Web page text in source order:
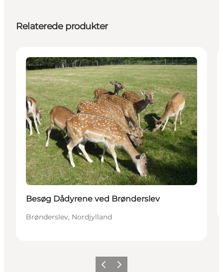
Relaterede produkter
Attraktioner
Besøg Dådyrene ved Brønderslev
Brønderslev, Nordjylland
ForrigeNæste